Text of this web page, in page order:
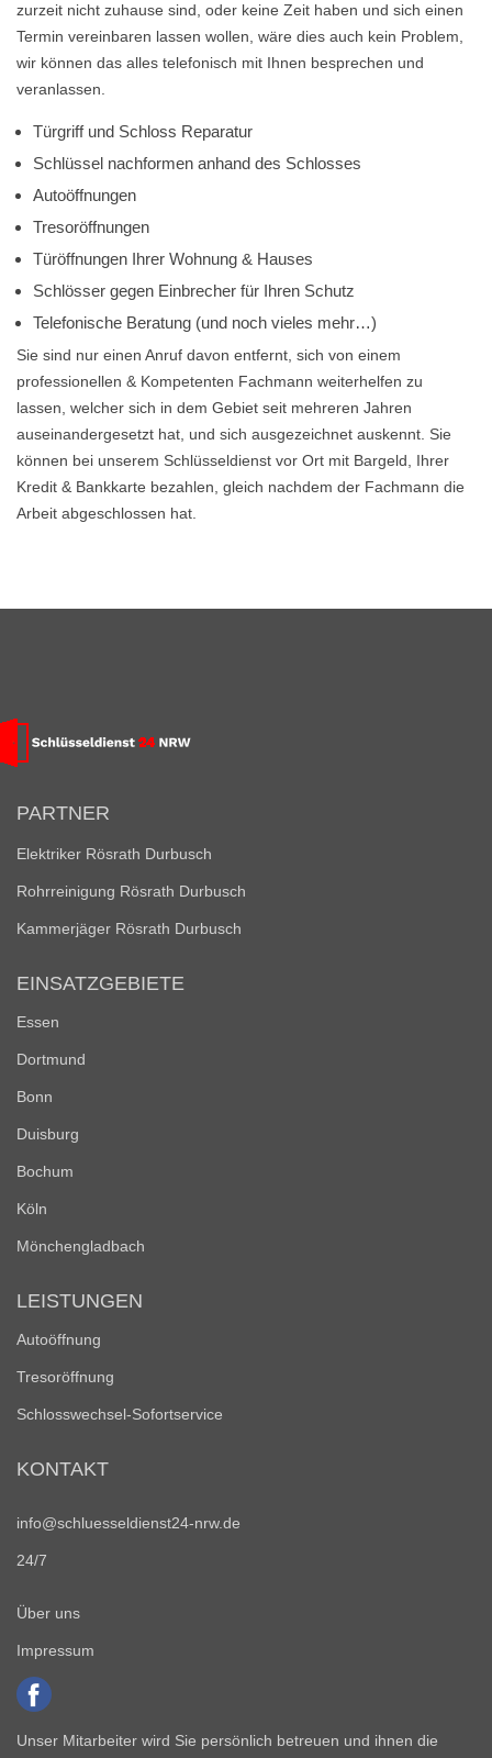
zurzeit nicht zuhause sind, oder keine Zeit haben und sich einen
Termin vereinbaren lassen wollen, wäre dies auch kein Problem,
wir können das alles telefonisch mit Ihnen besprechen und
veranlassen.
Türgriff und Schloss Reparatur
Schlüssel nachformen anhand des Schlosses
Autoöffnungen
Tresoröffnungen
Türöffnungen Ihrer Wohnung & Hauses
Schlösser gegen Einbrecher für Ihren Schutz
Telefonische Beratung (und noch vieles mehr…)
Sie sind nur einen Anruf davon entfernt, sich von einem
professionellen & Kompetenten Fachmann weiterhelfen zu
lassen, welcher sich in dem Gebiet seit mehreren Jahren
auseinandergesetzt hat, und sich ausgezeichnet auskennt. Sie
können bei unserem Schlüsseldienst vor Ort mit Bargeld, Ihrer
Kredit & Bankkarte bezahlen, gleich nachdem der Fachmann die
Arbeit abgeschlossen hat.
PARTNER
Elektriker Rösrath Durbusch
Rohrreinigung Rösrath Durbusch
Kammerjäger Rösrath Durbusch
EINSATZGEBIETE
Essen
Dortmund
Bonn
Duisburg
Bochum
Köln
Mönchengladbach
LEISTUNGEN
Autoöffnung
Tresoröffnung
Schlosswechsel-Sofortservice
KONTAKT
info@schluesseldienst24-nrw.de
24/7
Über uns
Impressum
Unser Mitarbeiter wird Sie persönlich betreuen und ihnen die